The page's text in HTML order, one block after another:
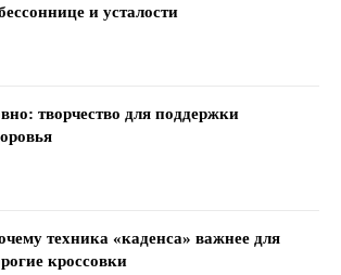
и усталости
творчество для поддержки
техника «каденса» важнее для
кроссовки